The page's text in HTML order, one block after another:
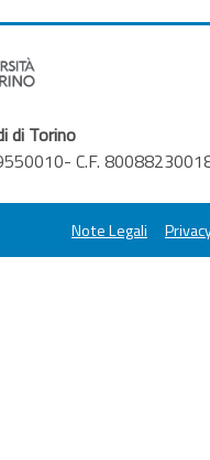
di Torino
C.F.
Note Legali